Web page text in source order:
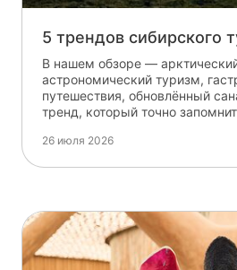
5 трендов сибирского
В нашем обзоре —
астрономический туризм,
путешествия, обновлённый
тренд, который точно
26 июля 2026